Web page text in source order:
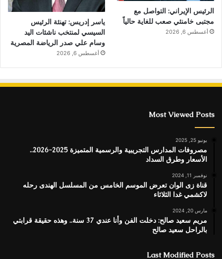
الرئيس الإيراني: التواصل مع
مجتبى خامنئي صعب للغاية حالياً
أغسطس 6, 2026
ياسر إدريس: تهنئة الرئيس
السيسي لمنتخب ناشئات اليد
وسام علي صدر الرياضة المصرية
أغسطس 6, 2026
Most Viewed Posts
يونيو 25, 2025
مصروفات المدارس التجريبية والرسمية المتميزة 2025-2026..
الأسعار وطرق السداد
نوفمبر 11, 2024
قناة زى الوان تعرض الموسم الخامس من المسلسل الهندى رحله
لاكشمي غدا الثلاثاء
مارس 20, 2024
مريم سعيد صالح: دخلت الفن وأنا عندي 37 سنة.. وهذه حقيقة قرابتي
بالراحل سعيد صالح
Last Modified Posts